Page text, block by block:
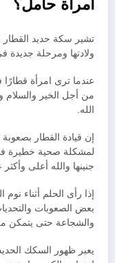
تشير سكة حديد القطار
ولادتها ومرحلة جديدة
عندما ترى امرأة
من أجل الخير والسلام
الله.
إن قيادة القطار
لمشكلة صحية خطيرة
جنينها والله أعلى وأكثر
إذا رأى الحلم أثناء
بعض الصعوبات
والشجاعة حتى يتمكن
يعبر ظهور السكك